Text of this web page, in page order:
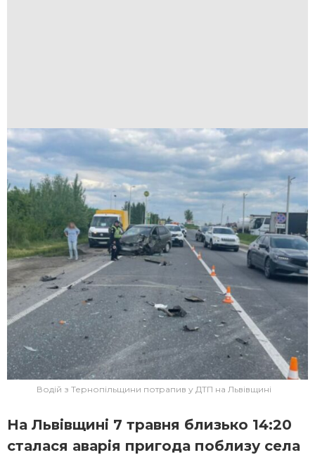
Водій з Тернопільщини потрапив у ДТП на Львівщині
На Львівщині 7 травня близько 14:20
сталася аварія пригода поблизу села